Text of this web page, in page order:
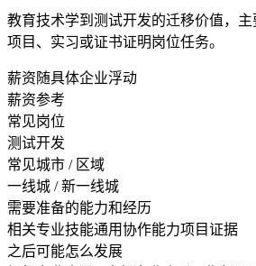
教育技术学到测试开发的迁移价值，主
项目、实习或证书证明岗位任务。
薪资随具体企业浮动
薪资参考
常见岗位
测试开发
常见城市 / 区域
一线城 / 新一线城
需要准备的能力和经历
相关专业技能通用协作能力项目证据
之后可能怎么发展